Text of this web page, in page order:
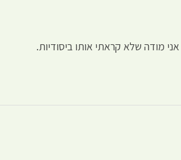
מודה שלא קראתי אותו ביסודיות.